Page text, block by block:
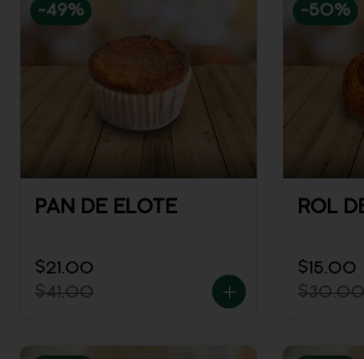
-49%
PAN DE ELOTE
$21.00
$41.00
-50%
ROL
$15.00
$30.00